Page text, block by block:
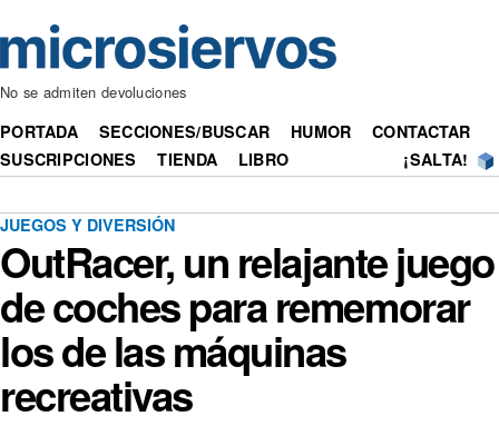
No se admiten devoluciones
PORTADA SECCIONES/BUSCAR HUMOR
CONTACTAR
SUSCRIPCIONES
TIENDA LIBRO ¡SALTA!
JUEGOS Y DIVERSIÓN
OutRacer, un relajante juego
de coches para rememorar
los de las máquinas
recreativas